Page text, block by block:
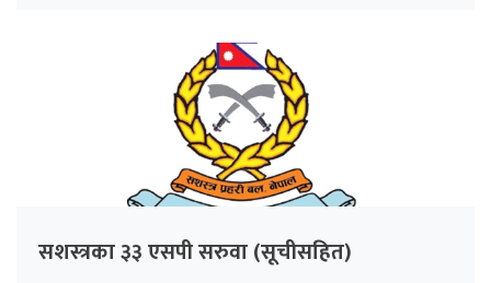
सशस्त्रका ३३ एसपी सरुवा (सूचीसहित)